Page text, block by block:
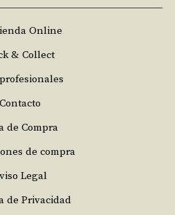
Online
& Collect
Contacto
de Compra
de compra
Legal
de Privacidad